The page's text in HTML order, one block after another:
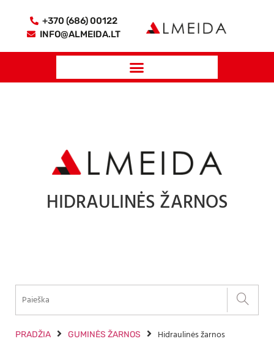
+370 (686) 00122
INFO@ALMEIDA.LT
HIDRAULINĖS ŽARNOS
PRADŽIA GUMINĖS ŽARNOS Hidraulinės žarnos